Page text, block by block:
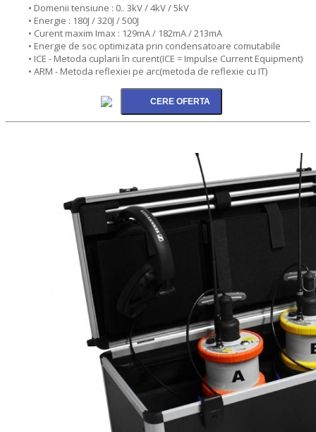
• Domenii tensiune : 0.. 3kV / 4kV / 5kV
• Energie : 180J / 320J / 500J
• Curent maxim Imax : 129mA / 182mA / 213mA
• Energie de soc optimizata prin condensatoare comutabile
• ICE - Metoda cuplarii în curent(ICE = Impulse Current Equipment)
• ARM - Metoda reflexiei pe arc(metoda de reflexie cu IT)